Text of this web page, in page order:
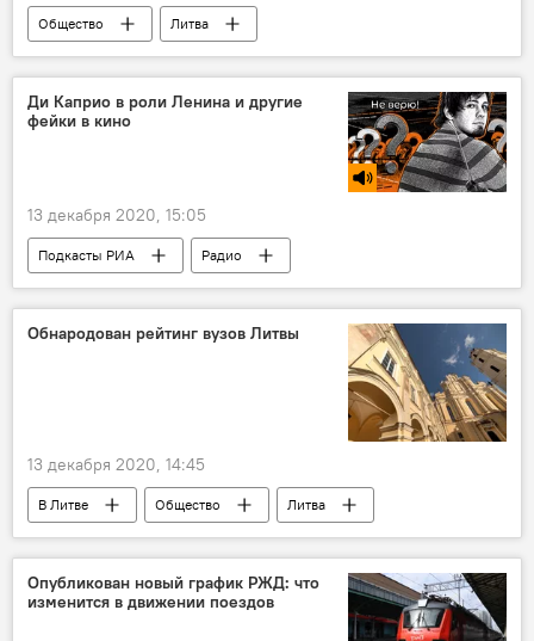
Общество
Литва
водительские права
водительское удостоверение
удостоверение личности
Ди Каприо в роли Ленина и другие
фейки в кино
13 декабря 2020, 15:05
Подкасты РИА Радио
Обнародован рейтинг вузов Литвы
13 декабря 2020, 14:45
В Литве Общество
Литва
ВУЗ
обучение
высшее образование
Опубликован новый график РЖД: что
изменится в движении поездов